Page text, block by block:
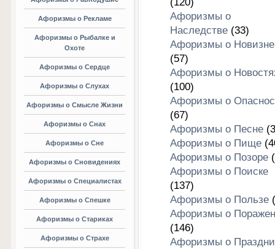
Афоризмы о Рекламе
Афоризмы о Рыбалке и
Охоте
Афоризмы о Сердце
Афоризмы о Слухах
Афоризмы о Смысле Жизни
Афоризмы о Снах
Афоризмы о Сне
Афоризмы о Сновидениях
Афоризмы о Специалистах
Афоризмы о Спешке
Афоризмы о Стариках
Афоризмы о Страхе
(120)
Афоризмы о
Наследстве(33)
Афоризмы о Новизне
(57)
Афоризмы о
(100)
Афоризмы о
(67)
Афоризмы о Песне
Афоризмы о Пище
Афоризмы о Позоре
Афоризмы о Поиске
(137)
Афоризмы о Пользе
Афоризмы о
(146)
Афоризмы о